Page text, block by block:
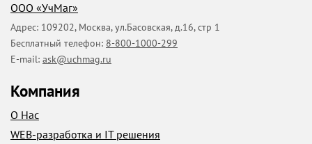
ООО «УчМаг»
Адрес: 109202, Москва,ул.Басовская, д.16, стр 1
Бесплатный телефон: 8-800-1000-299
E-mail: ask@uchmag.ru
Компания
О Нас
WEB-разработка и IT решения